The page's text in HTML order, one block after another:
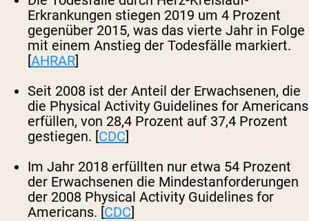
Erkrankungen stiegen 2019 um 4 Prozent
gegenüber 2015, was das vierte Jahr in Folge
mit einem Anstieg der Todesfälle markiert.
[AHRAR]
Seit 2008 ist der Anteil der Erwachsenen, die
die Physical Activity Guidelines for Americans
erfüllen, von 28,4 Prozent auf 37,4 Prozent
gestiegen. [CDC]
Im Jahr 2018 erfüllten nur etwa 54 Prozent
der Erwachsenen die Mindestanforderungen
der 2008 Physical Activity Guidelines for
Americans. [CDC]